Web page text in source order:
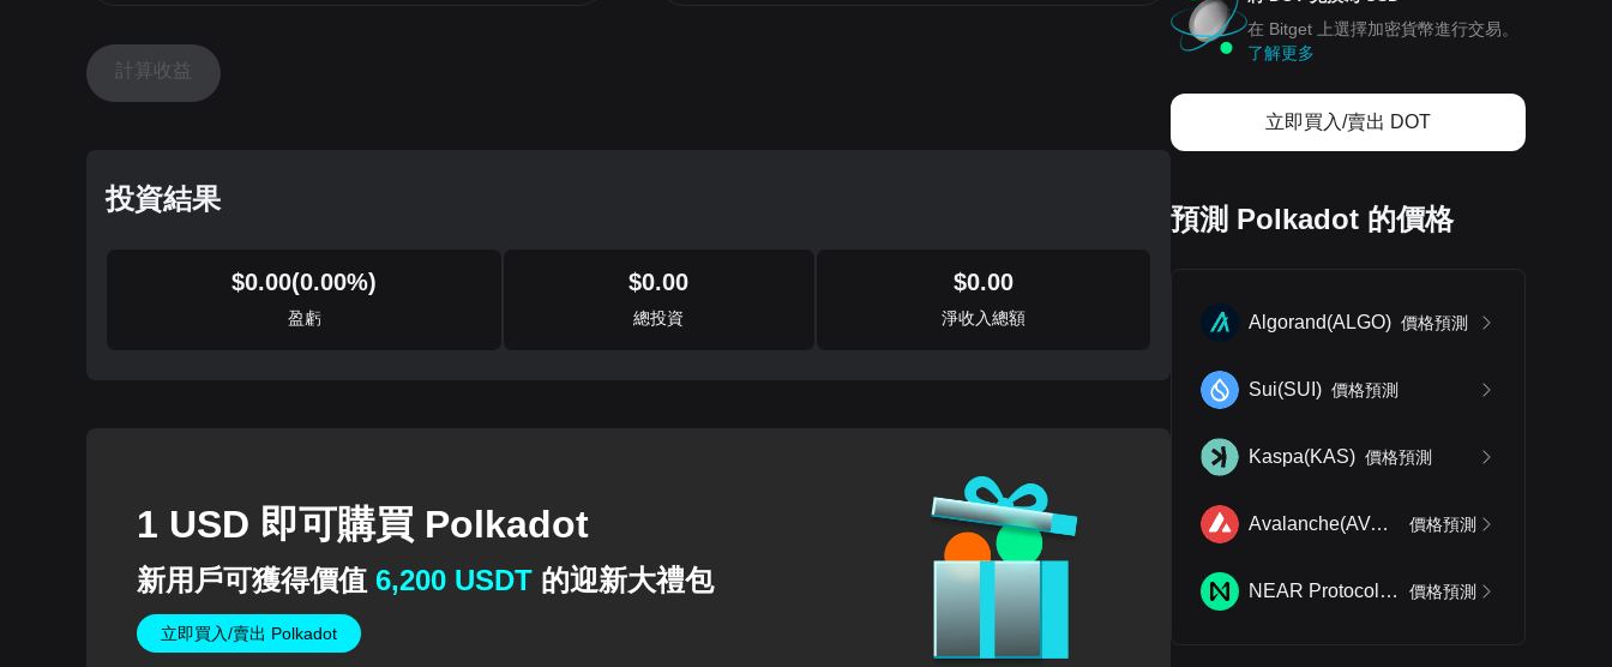
計算收益
投資結果
$0.00(0.00%)
盈虧
$0.00
總投資
$0.00
淨收入總額
1 USD 即可購買 Polkadot
新用戶可獲得價值 6,200 USDT的迎新大禮包
立即買入/賣出 Polkadot
在 Bitget 上選擇加密貨幣進行交易。
了解更多
立即買入/賣出 DOT
預測 Polkadot 的價格
Algorand(ALGO) 價格預測
Sui(SUI ) 價格預測
Kaspa(KAS) 價格預測
Avalanche(AVAX 價格預測
NEAR Protocol
(NEAR)
價格預測